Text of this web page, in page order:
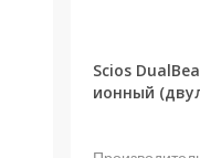
Scios
ионный